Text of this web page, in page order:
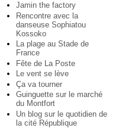
Jamin the factory
Rencontre avec la
danseuse Sophiatou
Kossoko
La plage au Stade de
France
Fête de La Poste
Le vent se lève
Ça va tourner
Guinguette sur le marché
du Montfort
Un blog sur le quotidien de
la cité République